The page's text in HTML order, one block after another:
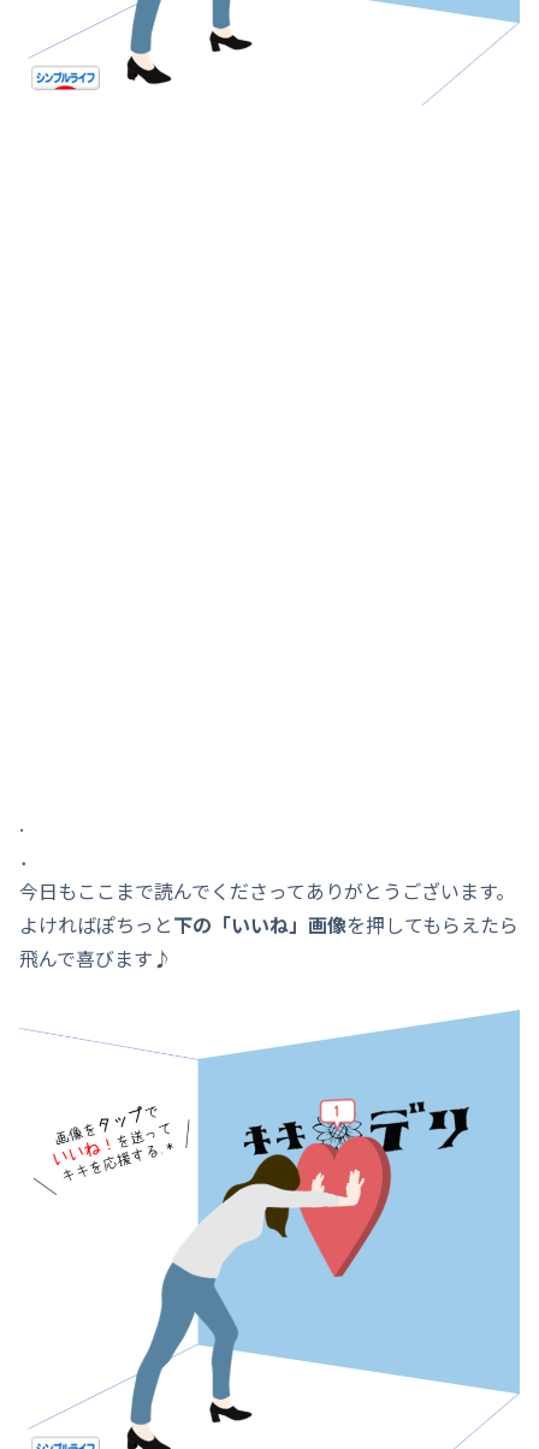
.
．
今日もここまで読んでくださってありがとうございます。
よければぽちっと下の「いいね」画像を押してもらえたら
飛んで喜びます♪